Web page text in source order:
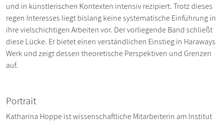
und in künstlerischen Kontexten intensiv rezipiert. Trotz dieses
regen Interesses liegt bislang keine systematische Einführung in
ihre vielschichtigen Arbeiten vor. Der vorliegende Band schließt
diese Lücke. Er bietet einen verständlichen Einstieg in Haraways
Werk und zeigt dessen theoretische Perspektiven und Grenzen
auf.
Portrait
Katharina Hoppe ist wissenschaftliche Mitarbeiterin am Institut